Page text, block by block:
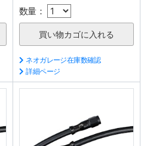
数量：
ネオガレージ在庫数確認
詳細ページ